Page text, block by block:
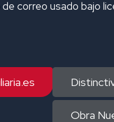
correo usado bajo
Obra